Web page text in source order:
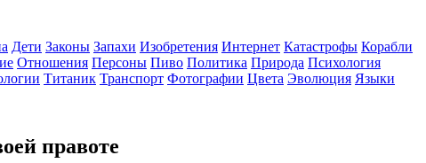
Дети Законы Запахи Изобретения Интернет Катастрофы Корабли
Отношения Персоны Пиво Политика Природа Психология
Титаник Транспорт Фотографии Цвета Эволюция Языки
правоте